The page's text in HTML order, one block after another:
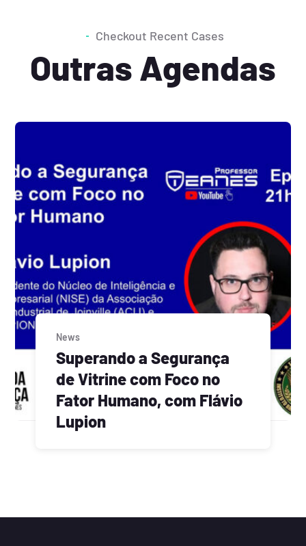
Checkout Recent Cases
Outras Agendas
News
Superando a Segurança
de Vitrine com Foco no
Fator Humano, com Flávio
Lupion